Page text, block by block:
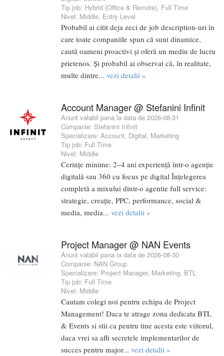
Tip job: Hybrid (Office & Remote), Full Time
Nivel: Middle, Entry Level
Probabil ai citit deja zeci de job description-uri în
care toate companiile spun că sunt dinamice,
caută oameni proactivi și oferă un mediu de lucru
prietenos. Și probabil ai observat că, în realitate,
multe dintre... vezi detalii »
Account Manager @ Stefanini Infinit
Anunt valabil pana la data de 2026-08-31
Companie: Stefanini Infinit
Specializare: Account, Digital, Marketing
Tip job: Full Time
Nivel: Middle
Cerințe minime: 2–4 ani experiență într-o agenție
digitală sau 360 cu focus pe digital Înțelegerea
completă a mixului dintr-o agentie full service:
strategie, creație, PPC, performance, social &
media, media... vezi detalii »
Project Manager @ NAN Events
Anunt valabil pana la data de 2026-08-30
Companie: NAN Group
Specializare: Project Manager, Marketing, BTL
Tip job: Full Time
Nivel: Middle
Cautam colegi noi pentru echipa de Project
Management! Daca te atrage zona dedicata BTL
& Events si stii ca pentru tine acesta este viitorul,
daca vrei sa afli secretele implementarilor de
succes pentru major... vezi detalii »